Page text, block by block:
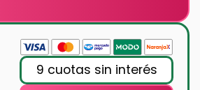
9 cuotas sin interés